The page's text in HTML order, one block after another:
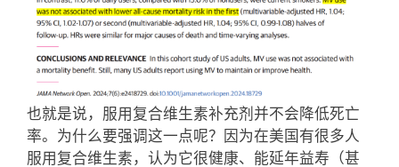
也就是说，服用复合维生素补充剂并不会降低死亡
率。为什么要强调这一点呢？因为在美国有很多人
服用复合维生素，认为它很健康、能延年益寿（甚